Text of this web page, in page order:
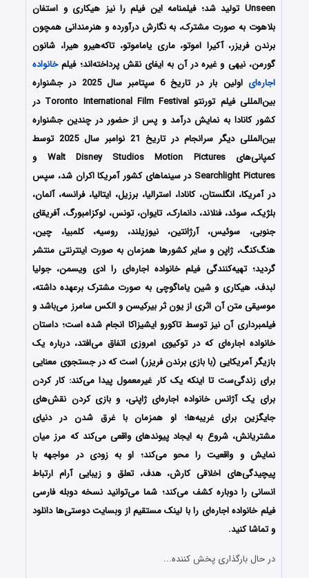
Unseen تولید شد؛ فیلمنامه این فیلم را نیز هیکاری و استفان
بلاهوت به صورت مشترک، به نگارش درآورده و هنرمندانی همچون
برندن فریزر، آکیرا اموتو، ماری یاماموتو، تاکه‌هیرو هیرا، شانون
گورمن، نیهی و غیره در آن به ایفای نقش پرداخته‌اند؛ فیلمخانواده
اجاره‌ای اولین بار در تاریخ 6 سپتامبر سال 2025
در جشنواره
بین‌المللی فیلم تورنتو Toronto International Film Festival در
کشور کانادا به نمایش درآمد و پس از حضور در چندین جشنواره
بین‌المللی دیگر سرانجام در تاریخ 21 نوامبر سال 2025 توسط
کمپانی‌های Walt Disney Studios Motion Pictures و
Searchlight Pictures در سینماهای کشور آمریکا اکران شد، سپس
در آمریکا، انگلستان، کانادا، استرالیا، برزیل، ایتالیا، فرانسه، آلمان،
بلژیک، سوئد، فنلاند، دانمارک، تایوان، تونس، لوکزامبورگ، آفریقای
جنوبی، سوئیس، آرژانتین، نیوزیلند، روسیه، کلمبیا، چین،
هنگ‌کنگ، ژاپن و سایر کشورها همزمان به صورت اینترنتی منتشر
گردید؛ تهیه‌کنندگی فیلم خانواده اجاره‌ای راادی ویسمن، جولیا
لبدف، هیکاری و شین یاماگوچی به صورت مشترک برعهده داشته،
موسیقی متن آن اثری از یون ثر بیرکیسنو الکس سامرز می‌باشد و
فیلمبرداری آن نیز توسط تاکورو ایشیزاکا انجام شده است؛داستان
خانواده اجاره‌ای که در توکیوی امروزی اتفاق می‌افتد، درباره یک
بازیگر آمریکایی (با بازی برندن فریزر) است کهدر جستجوی معنایی
برای زندگی‌ست تا اینکه یک کار غیرمعمول پیدا می‌کند: کار کردن
برای یک آژانس خانواده اجاره‌ای ژاپنی، و بازی کردن نقش‌های
جایگزین برای غریبه‌ها؛ او همزمان با غرق شدن در دنیای
مشتریانش، شروع به ایجاد پیوندهای واقعی می‌کند که مرز میان
نمایش و واقعیت را محو می‌کند؛ او به زودی در مواجهه با
پیچیدگی‌های اخلاقی کارش، هدف، تعلق و زیبایی آرام ارتباط
انسانی را دوباره کشف می‌کند؛ شما می‌توانید نسخه دوبله فارسی
فیلم خانواده اجاره‌ای را با ‌لینک مستقیم از وبسایت دوستی‌ها دانلود
و تماشا کنید.
در حال بارگذاری پخش کننده...